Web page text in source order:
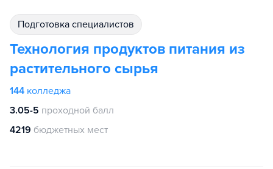
подготовка специалистов
Технология продуктов питания из
растительного сырья
144 колледжа
3.05-5 проходной балл
4219 бюджетных мест